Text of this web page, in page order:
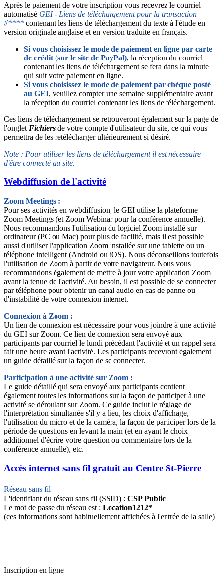
Après le paiement de votre inscription vous recevrez le courriel
automatisé GEI - Liens de téléchargement pour la transaction
#**** contenant les liens de téléchargement du texte à l'étude en
version originale anglaise et en version traduite en français.
Si vous choisissez le mode de paiement en ligne par carte
de crédit (sur le site de PayPal), la réception du courriel
contenant les liens de téléchargement se fera dans la minute
qui suit votre paiement en ligne.
Si vous choisissez le mode de paiement par chèque posté
au GEI, veuillez compter une semaine supplémentaire avant
la réception du courriel contenant les liens de téléchargement.
Ces liens de téléchargement se retrouveront également sur la page de
l'onglet Fichiers de votre compte d'utilisateur du site, ce qui vous
permettra de les retélécharger ultérieurement si désiré.
Note : Pour utiliser les liens de téléchargement il est nécessaire
d'être connecté au site.
Webdiffusion de l'activité
Zoom Meetings :
Pour ses activités en webdiffusion, le GEI utilise la plateforme
Zoom Meetings (et Zoom Webinar pour la conférence annuelle).
Nous recommandons l'utilisation du logiciel Zoom installé sur
ordinateur (PC ou Mac) pour plus de facilité, mais il est possible
aussi d'utiliser l'application Zoom installée sur une tablette ou un
téléphone intelligent (Android ou iOS). Nous déconseillons toutefois
l'utilisation de Zoom à partir de votre navigateur. Nous vous
recommandons également de mettre à jour votre application Zoom
avant la tenue de l'activité. Au besoin, il est possible de se connecter
par téléphone pour obtenir un canal audio en cas de panne ou
d'instabilité de votre connexion internet.
Connexion à Zoom :
Un lien de connexion est nécessaire pour vous joindre à une activité
du GEI sur Zoom. Ce lien de connexion sera envoyé aux
participants par courriel le lundi précédant l'activité et un rappel sera
fait une heure avant l'activité. Les participants recevront également
un guide détaillé sur la façon de se connecter.
Participation à une activité sur Zoom :
Le guide détaillé qui sera envoyé aux participants contient
également toutes les informations sur la façon de participer à une
activité se déroulant sur Zoom. Ce guide inclut le réglage de
l'interprétation simultanée s'il y a lieu, les choix d'affichage,
l'utilisation du micro et de la caméra, la façon de participer lors de la
période de questions en levant la main (et en ayant le choix
additionnel d'écrire votre question ou commentaire lors de la
conférence annuelle), etc.
Accès internet sans fil gratuit au Centre St-Pierre
Réseau sans fil
L'identifiant du réseau sans fil (SSID) : CSP Public
Le mot de passe du réseau est : Location1212*
(ces informations sont habituellement affichées à l'entrée de la salle)
Inscription en ligne